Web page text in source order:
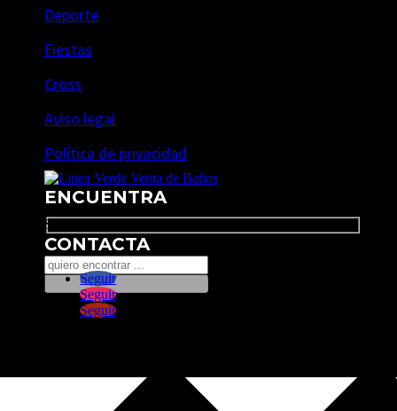
Deporte
Fiestas
Cross
Aviso legal
Política de privacidad
ENCUENTRA
Search
CONTACTA
Seguir
Seguir
Seguir